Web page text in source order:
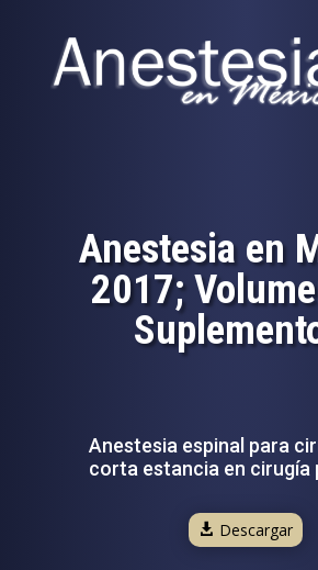
Anestesia en
2017;
Anestesia espinal para
corta estancia en cirugía
Descargar